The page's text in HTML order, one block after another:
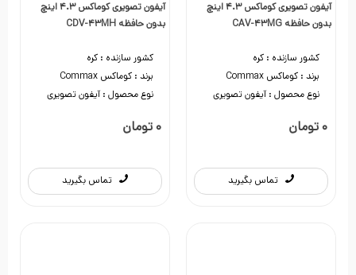
آیفون تصویری کوماکس 4.3 اینچ
بدون حافظه CAV-43MG
کشور سازنده : کره
برند : کوماکس Commax
نوع محصول : آیفون تصویری
0 تومان
تماس بگیرید
آیفون تصویری کوماکس 4.3 اینچ
بدون حافظه CDV-43MH
کشور سازنده : کره
برند : کوماکس Commax
نوع محصول : آیفون تصویری
0 تومان
تماس بگیرید